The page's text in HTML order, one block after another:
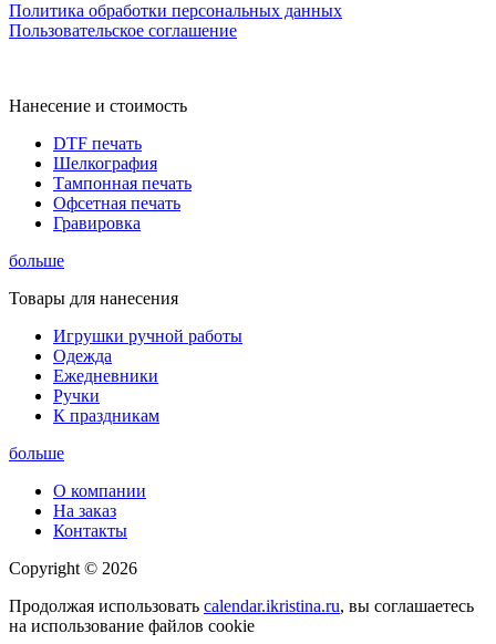
Политика обработки персональных данных
Пользовательское соглашение
Нанесение и стоимость
DTF печать
Шелкография
Тампонная печать
Офсетная печать
Гравировка
больше
Товары для нанесения
Игрушки ручной работы
Одежда
Ежедневники
Ручки
К праздникам
больше
О компании
На заказ
Контакты
Copyright © 2026
Продолжая использовать calendar.ikristina.ru, вы соглашаетесь
на использование файлов cookie